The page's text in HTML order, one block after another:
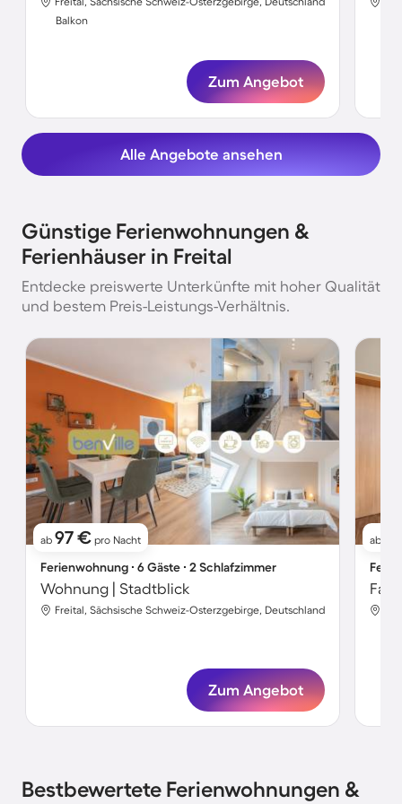
Balkon
Zum Angebot
Alle Angebote ansehen
Günstige Ferienwohnungen &
Ferienhäuser in Freital
Entdecke preiswerte Unterkünfte mit hoher Qualität
und bestem Preis-Leistungs-Verhältnis.
ab 97 € pro Nacht
Ferienwohnung ∙ 6 Gäste ∙ 2 Schlafzimmer
Wohnung | Stadtblick
Freital, Sächsische Schweiz-Osterzgebirge, Deutschland
Zum Angebot
ab
Bestbewertete Ferienwohnungen &